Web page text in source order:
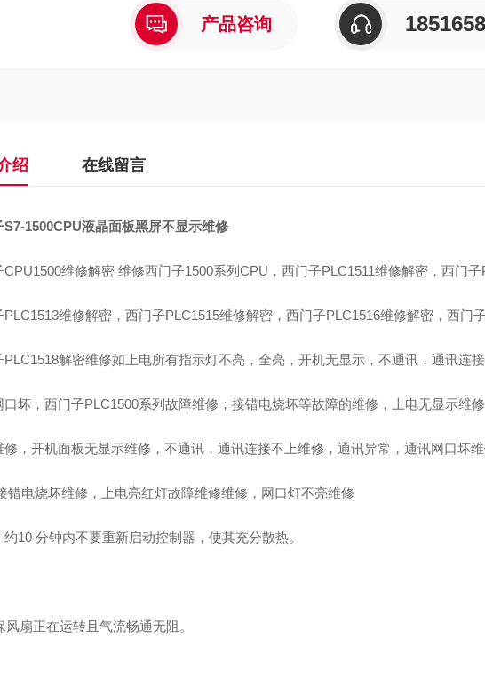
产品咨询
绍 在线留言
S7-1500CPU液晶面板黑屏不显示维修
CPU1500维修解密 维修西门子1500系列CPU，西门子PLC1511维修解密，西门子
PLC1513维修解密，西门子PLC1515维修解密，西门子PLC1516维修解密，西门
PLC1518解密维修如上电所有指示灯不亮，全亮，开机无显示，不通讯，通讯连
口坏，西门子PLC1500系列故障维修；接错电烧坏等故障的维修，上电无显示维
修，开机面板无显示维修，不通讯，通讯连接不上维修，通讯异常，通讯网口坏
错电烧坏维修，上电亮红灯故障维修维修，网口灯不亮维修
约10 分钟内不要重新启动控制器，使其充分散热。
风扇正在运转且气流畅通无阻。